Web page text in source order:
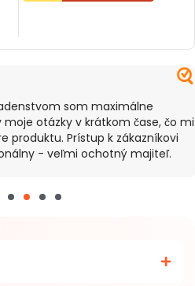
som maximálne
otázky v krátkom čase, čo mi
produktu. Prístup k zákazníkovi
- veľmi ochotný majiteľ.